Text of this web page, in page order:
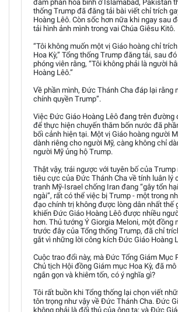
đàm phán hòa bình ở Islamabad, Pakistan
thống Trump đã đăng tải bài viết chỉ trích
Hoàng Lêô. Còn sốc hơn nữa khi ngay sau
tải hình ảnh mình trong vai Chúa Giêsu Kitô.
“Tôi không muốn một vị Giáo hoàng chỉ
Hoa Kỳ,” Tổng thống Trump đăng tải, sau
phóng viên rằng, “Tôi không phải là người
Hoàng Lêô.”
Về phần mình, Đức Thánh Cha đáp lại rằng
chính quyền Trump”.
Việc Đức Giáo Hoàng Lêô đang trên đường
để thực hiện chuyến thăm bốn nước đã
bối cảnh hiện tại. Một vị Giáo hoàng người
dành riêng cho người Mỹ, càng không chỉ
người Mỹ ủng hộ Trump.
Thật vậy, trái ngược với tuyên bố của
tiêu cực của Đức Thánh Cha về tính luân lý
tranh Mỹ-Israel chống Iran đang “gây tổn
ngài”, rất có thể việc bị Trump - một trong
đạo chính trị không được lòng dân nhất thế
khiến Đức Giáo Hoàng Lêô được nhiều
hơn. Thủ tướng Ý Giorgia Meloni, một đồng
trước đây của Tổng thống Trump, đã chỉ
gắt vì những lời công kích Đức Giáo Hoàng
Cuộc trao đổi này, mà Đức Tổng Giám Mục
Chủ tịch Hội đồng Giám mục Hoa Kỳ, đã
ngắn gọn và khiêm tốn, có ý nghĩa gì?
Tôi rất buồn khi Tổng thống lại chọn viết
tôn trọng như vậy về Đức Thánh Cha. Đức
không phải là đối thủ của ông ta; và Đức